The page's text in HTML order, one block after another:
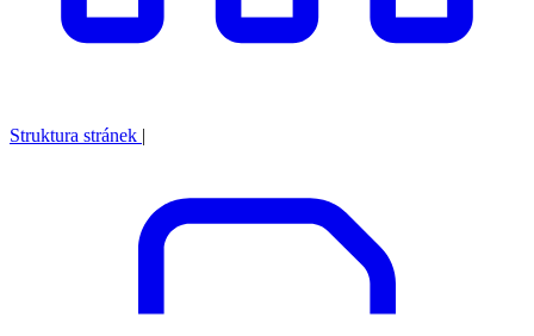
Struktura stránek |